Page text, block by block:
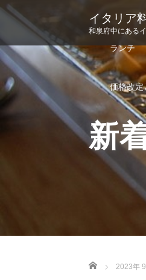
イタリア
和泉府中にある
ランチ
価格改定
新
Home 2023年 9